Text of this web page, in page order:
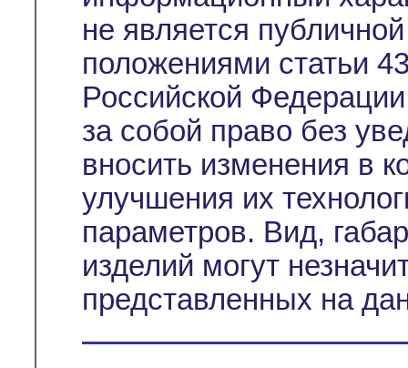
не является
положениями статьи
Российской
за собой право без
вносить изменения в
улучшения их
параметров. Вид,
изделий могут
представленных на